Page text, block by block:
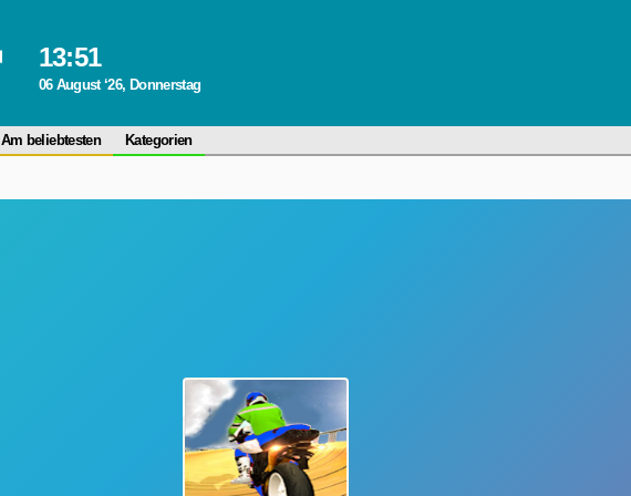
13:51
06 August ‘26, Donnerstag
Am beliebtesten Kategorien